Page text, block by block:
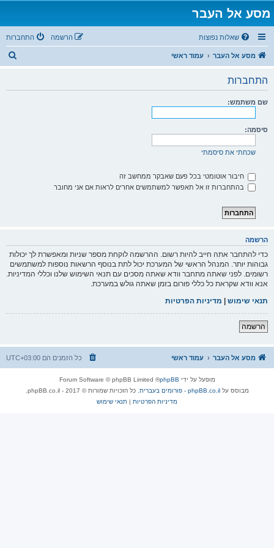
מסע אל העבר
שאלות נפוצות התחברות הרשמה
מסע אל העבר עמוד ראשי
התחברות
שם משתמש:
סיסמה:
שכחתי את סיסמתי
חיבור אוטומטי בכל פעם שאבקר ממחשב זה
בהתחברות זו אל תאפשר למשתמשים אחרים לראות אם אני מחובר
הרשמה
כדי להתחבר אתה חייב להיות רשום. ההרשמה לוקחת מספר שניות ומאפשרת לך יכולות
גבוהות יותר. המנהל הראשי של המערכת יכול לתת בנוסף הרשאות נוספות למשתמשים
רשומים. לפני שאתה מתחבר וודא שאתה מסכים עם תנאי השימוש שלנו וכללי המדיניות.
אנא וודא שקראת כל כללי פורום בזמן שאתה גולש במערכת.
תנאי שימוש | מדיניות הפרטיות
הרשמה
מסע אל העבר עמוד ראשי כל הזמנים הם UTC+03:00
מופעל על ידי phpBB
® Forum Software © phpBB Limited
מבוסס עלphpBB.co.il - פורומים בעברית
. כל הזכויות שמורות © 2017 - phpBB.co.il.
מדיניות הפרטיות | תנאי שימוש